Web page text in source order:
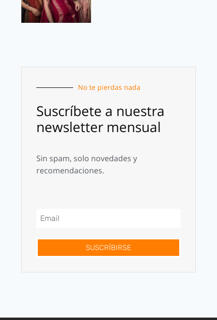
No te pierdas nada
Suscríbete a nuestra
newsletter mensual
Sin spam, solo novedades y
recomendaciones.
SUSCRÍBIRSE